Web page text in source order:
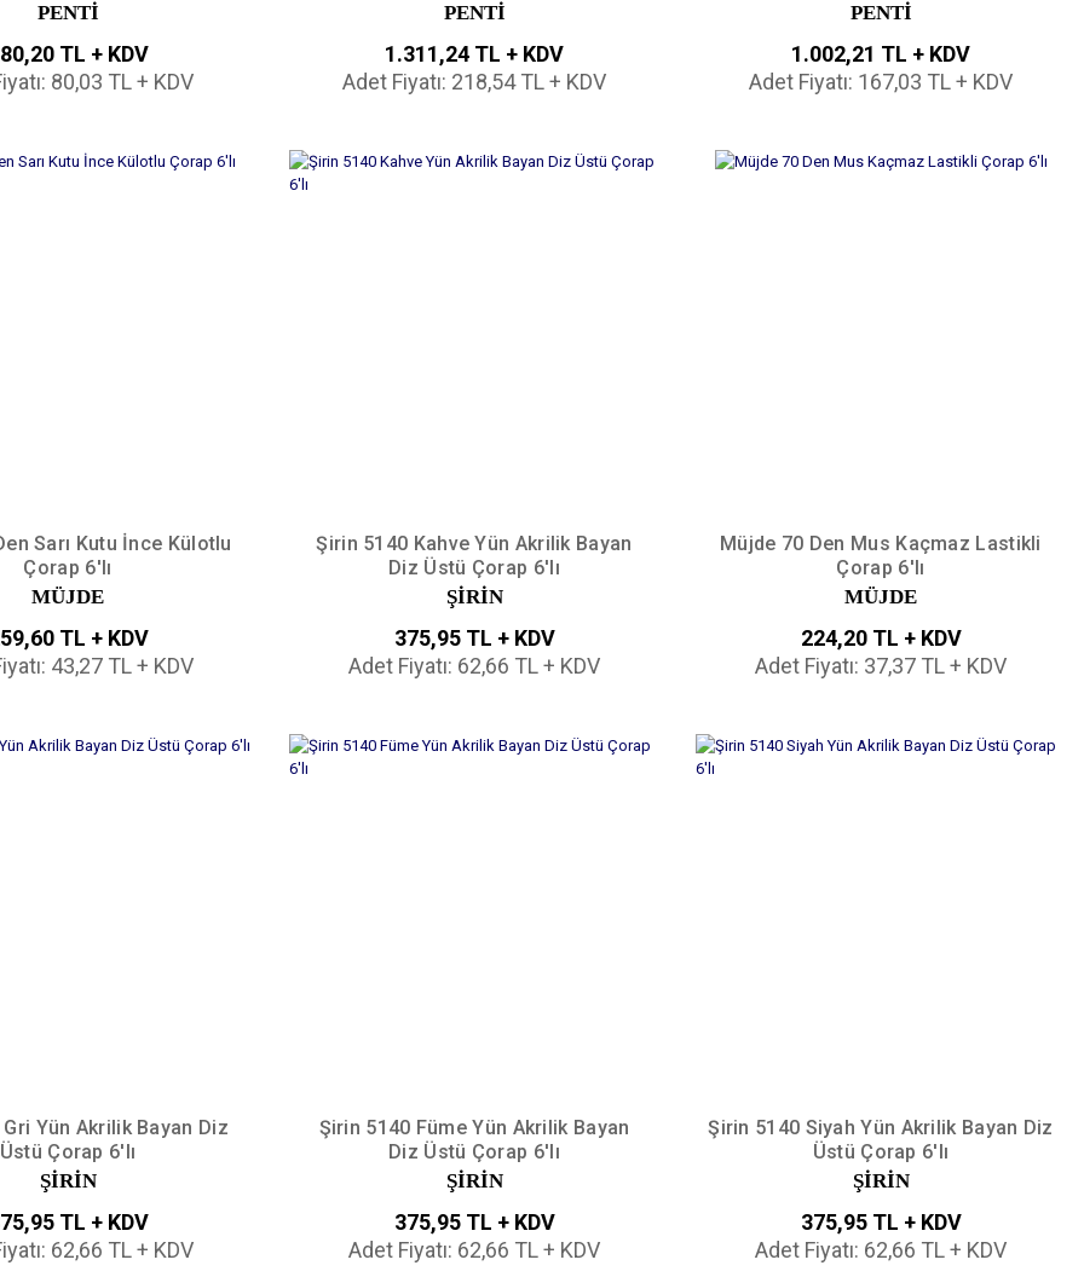
PENTİ
TL + KDV
80,03 TL + KDV
PENTİ
1.311,24 TL + KDV
Adet Fiyatı: 218,54 TL + KDV
PENTİ
1.002,21 TL + KDV
Adet Fiyatı: 167,03 TL + KDV
Sarı Kutu İnce Külotlu
Çorap 6'lı
MÜJDE
TL + KDV
43,27 TL + KDV
Şirin 5140 Kahve Yün Akrilik Bayan
Diz Üstü Çorap 6'lı
ŞİRİN
375,95 TL + KDV
Adet Fiyatı: 62,66 TL + KDV
Müjde 70 Den Mus Kaçmaz Lastikli
Çorap 6'lı
MÜJDE
224,20 TL + KDV
Adet Fiyatı: 37,37 TL + KDV
Yün Akrilik Bayan Diz
Üstü Çorap 6'lı
ŞİRİN
TL + KDV
62,66 TL + KDV
Şirin 5140 Füme Yün Akrilik Bayan
Diz Üstü Çorap 6'lı
ŞİRİN
375,95 TL + KDV
Adet Fiyatı: 62,66 TL + KDV
Şirin 5140 Siyah Yün Akrilik Bayan Diz
Üstü Çorap 6'lı
ŞİRİN
375,95 TL + KDV
Adet Fiyatı: 62,66 TL + KDV